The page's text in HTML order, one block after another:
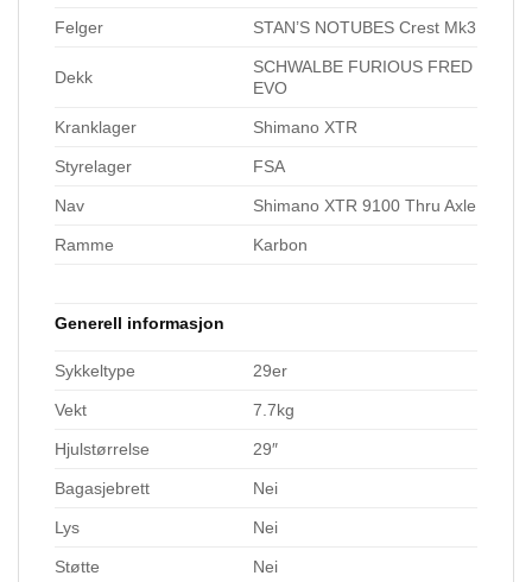
Felger STAN’S NOTUBES Crest Mk3
Dekk
SCHWALBE FURIOUS FRED
EVO
Kranklager Shimano XTR
Styrelager FSA
Nav Shimano XTR 9100 Thru Axle
Ramme Karbon
Generell informasjon
Sykkeltype 29er
Vekt 7.7kg
Hjulstørrelse 29″
Bagasjebrett Nei
Lys Nei
Støtte Nei